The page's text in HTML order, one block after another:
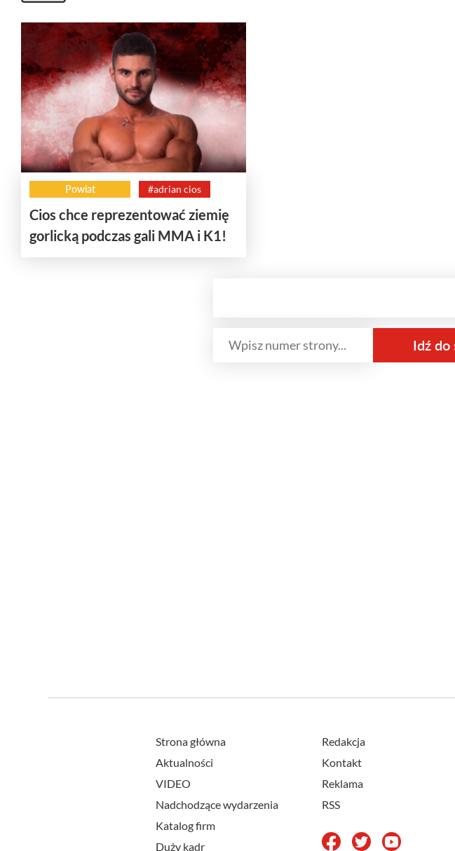
Powiat #adrian cios
Cios chce reprezentować ziemię
gorlicką podczas gali MMA i K1!
Strona główna
Aktualności
VIDEO
Nadchodzące wydarzenia
Katalog firm
Duży kadr
Redakcja
Kontakt
Reklama
RSS